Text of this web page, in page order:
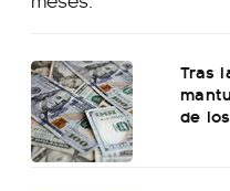
Tras
de